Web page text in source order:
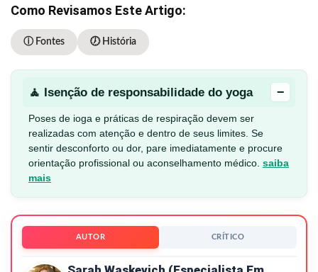
Como Revisamos Este Artigo:
ⓘ Fontes 🕖 História
🧘 Isenção de responsabilidade do yoga −
Poses de ioga e práticas de respiração devem ser
realizadas com atenção e dentro de seus limites. Se
sentir desconforto ou dor, pare imediatamente e procure
orientação profissional ou aconselhamento médico. saiba
mais
AUTOR CRÍTICO